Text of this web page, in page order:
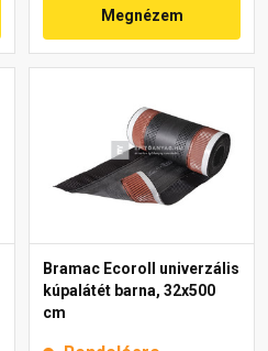
Megnézem
Bramac Ecoroll univerzális
kúpalátét barna, 32x500
cm